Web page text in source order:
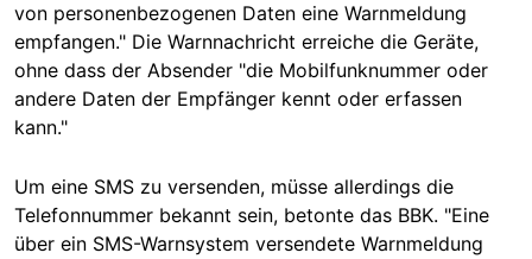
von personenbezogenen Daten eine Warnmeldung
empfangen." Die Warnnachricht erreiche die Geräte,
ohne dass der Absender "die Mobilfunknummer oder
andere Daten der Empfänger kennt oder erfassen
kann."
Um eine SMS zu versenden, müsse allerdings die
Telefonnummer bekannt sein, betonte das BBK. "Eine
über ein SMS-Warnsystem versendete Warnmeldung